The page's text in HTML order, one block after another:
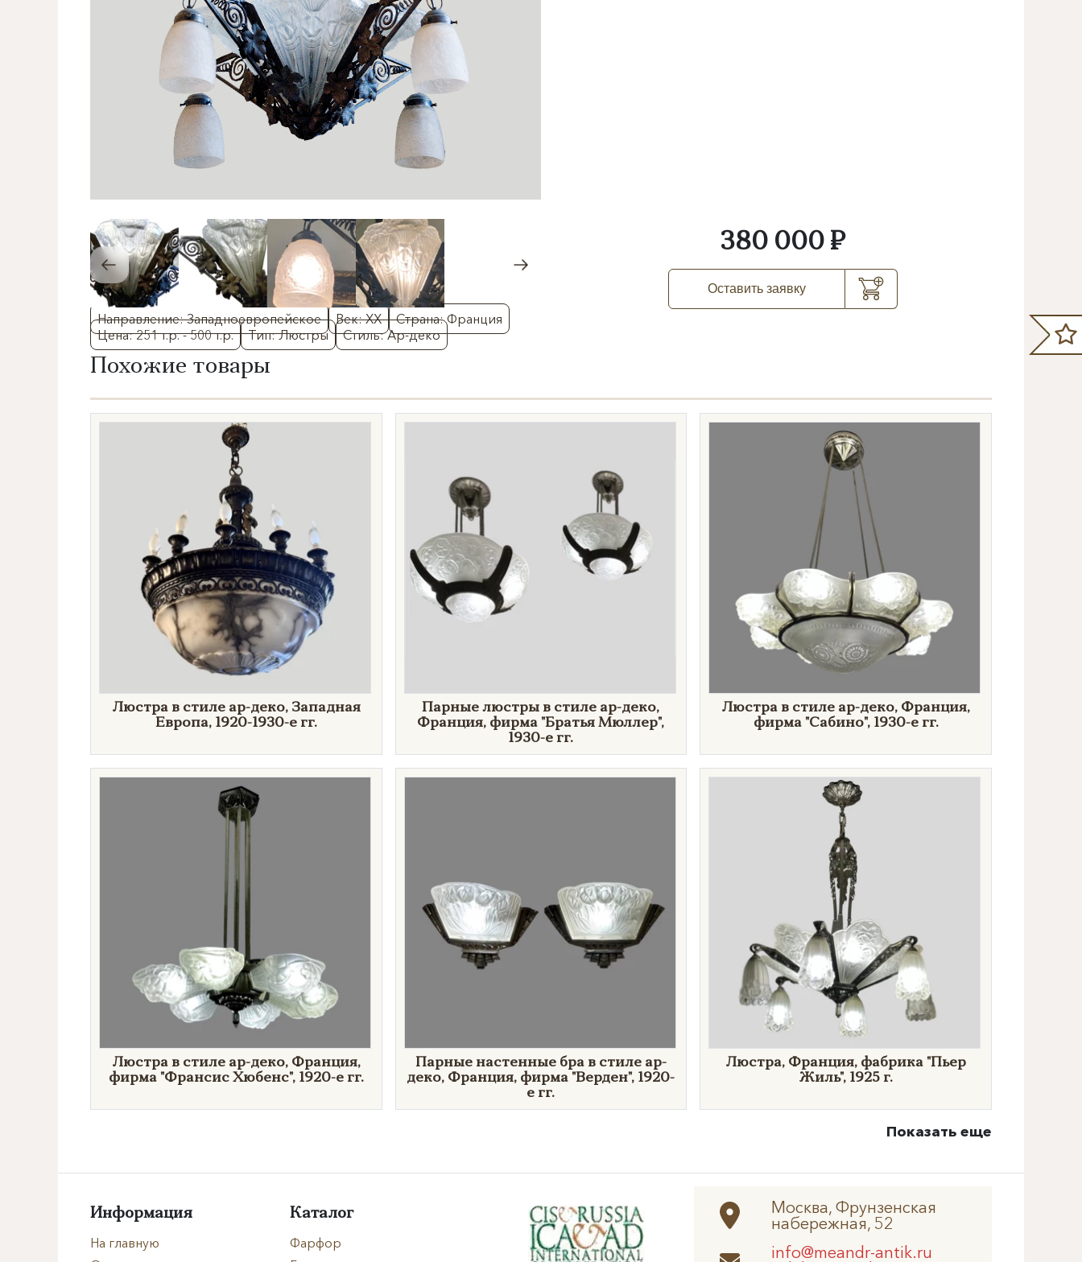
Направление: Западноевропейское Век: XX
Страна: Франция
Цена: 251 т.р. - 500 т.р.
Тип: Люстры Стиль: Ар-деко
380 000 ₽
Оставить заявку
Похожие товары
​Люстра в стиле ар-деко, Западная
Европа, 1920-1930-е гг.
Парные люстры в стиле ар-деко,
Франция, фирма "Братья Мюллер",
1930-е гг.
​Люстра в стиле ар-деко, Франция,
фирма "Сабино", 1930-е гг.
Люстра в стиле ар-деко, Франция,
фирма "Франсис Хюбенс", 1920-е гг.
Парные настенные бра в стиле ар-
деко, Франция, фирма "Верден", 1920-
е гг.
​Люстра, Франция, фабрика "Пьер
Жиль", 1925 г.
Показать еще
Информация
На главную
Каталог
Фарфор
Москва, Фрунзенская
набережная, 52
info@meandr-antik.ru